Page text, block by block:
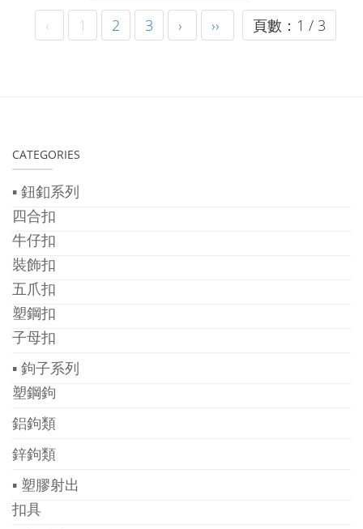
‹ 1 2 3 › ›› 頁數：1 / 3
CATEGORIES
▪ 鈕釦系列
四合扣
牛仔扣
裝飾扣
五爪扣
塑鋼扣
子母扣
▪ 鉤子系列
塑鋼鉤
鋁鉤類
鋅鉤類
▪ 塑膠射出
扣具